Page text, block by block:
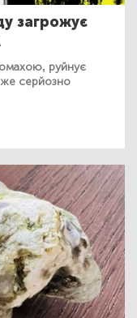
загрожує
руйнує
серйозно